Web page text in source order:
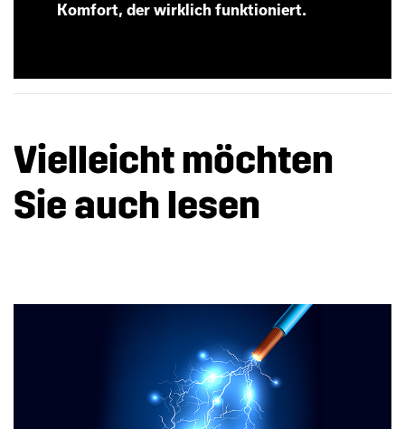
Komfort, der wirklich funktioniert.
Vielleicht möchten
Sie auch lesen